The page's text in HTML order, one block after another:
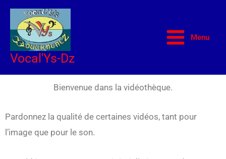
Aller
contenu
Vocal'Ys-Dz
Menu
Bienvenue dans la vidéothèque.
Pardonnez la qualité de certaines vidéos, tant pour
l’image que pour le son.